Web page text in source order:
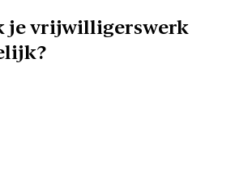
je vrijwilligerswerk